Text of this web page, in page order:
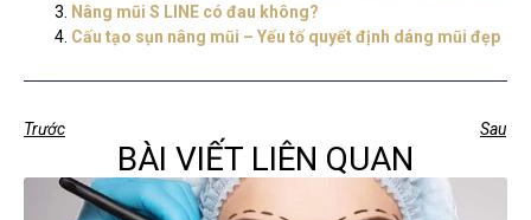
Nâng mũi S LINE có đau không?
Cấu tạo sụn nâng mũi – Yếu tố quyết định dáng mũi đẹp
Trước Sau
BÀI VIẾT LIÊN QUAN